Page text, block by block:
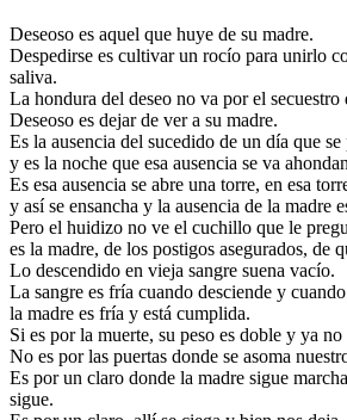
Deseoso es aquel que huye de su madre.
Despedirse es cultivar un rocío para unirlo
saliva.
La hondura del deseo no va por el secuestro
Deseoso es dejar de ver a su madre.
Es la ausencia del sucedido de un día que se
y es la noche que esa ausencia se va
Es esa ausencia se abre una torre, en esa
y así se ensancha y la ausencia de la madre
Pero el huidizo no ve el cuchillo que le
es la madre, de los postigos asegurados, de
Lo descendido en vieja sangre suena vacío.
La sangre es fría cuando desciende y
la madre es fría y está cumplida.
Si es por la muerte, su peso es doble y ya no
No es por las puertas donde se asoma
Es por un claro donde la madre sigue
sigue.